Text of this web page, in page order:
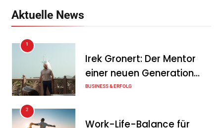
Mitarbeitergespräch pro
Jahr nichts verändert – und
was stattdessen
Verbindlichkeit schafft
Aktuelle News
1
Irek Gronert: Der Mentor
einer neuen Generation
von Unternehmern
BUSINESS & ERFOLG
2
Work-Life-Balance für